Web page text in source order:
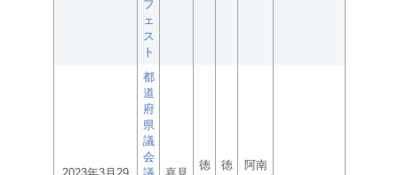
フ
ェ
ス
ト
都
道
府
県
議
会
徳
徳
阿南